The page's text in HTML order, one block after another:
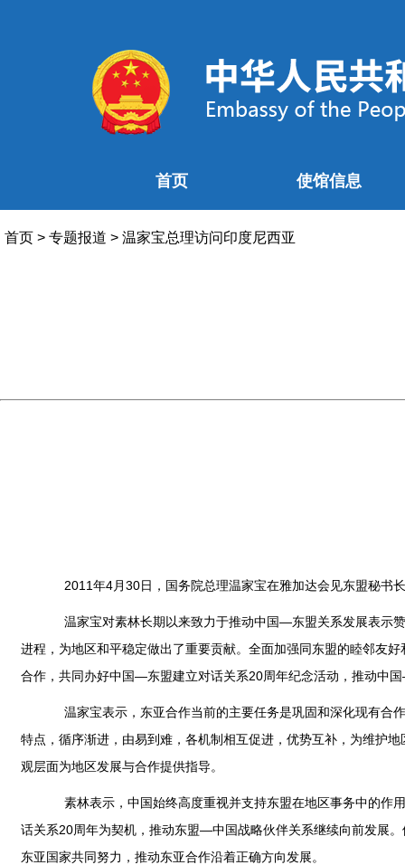
首页 使馆信息
首页 > 专题报道 > 温家宝总理访问印度尼西亚
2011年4月30日，国务院总理温家宝在雅加达会见东盟秘书
温家宝对素林长期以来致力于推动中国—东盟关系发展表示赞
进程，为地区和平稳定做出了重要贡献。全面加强同东盟的睦邻友
合作，共同办好中国—东盟建立对话关系20周年纪念活动，推动中
温家宝表示，东亚合作当前的主要任务是巩固和深化现有合作
特点，循序渐进，由易到难，各机制相互促进，优势互补，为维护
观层面为地区发展与合作提供指导。
素林表示，中国始终高度重视并支持东盟在地区事务中的作用
话关系20周年为契机，推动东盟—中国战略伙伴关系继续向前发展
东亚国家共同努力，推动东亚合作沿着正确方向发展。